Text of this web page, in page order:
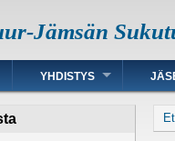
Jämsän
YHDISTYS